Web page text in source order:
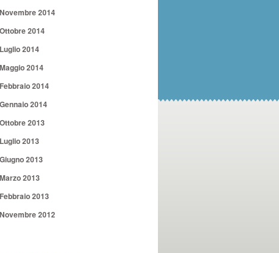
Novembre 2014
Ottobre 2014
Luglio 2014
Maggio 2014
Febbraio 2014
Gennaio 2014
Ottobre 2013
Luglio 2013
Giugno 2013
Marzo 2013
Febbraio 2013
Novembre 2012